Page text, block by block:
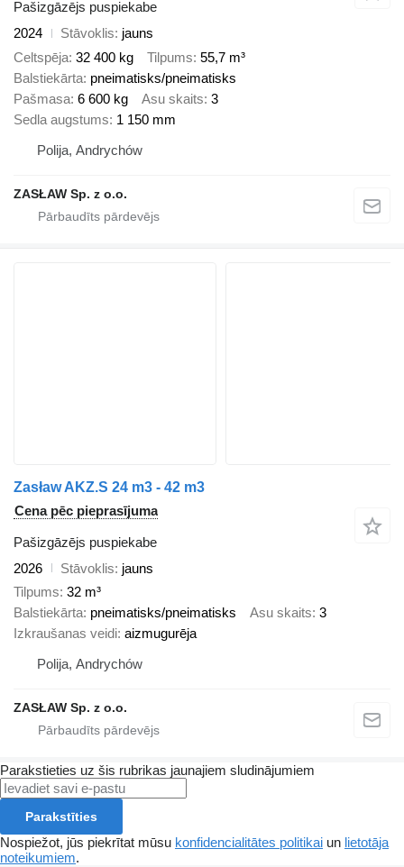
Pašizgāzējs puspiekabe
2024
Stāvoklis jauns
Celtspēja 32 400 kg Tilpums 55,7 m³
Balstiekārta pneimatisks/pneimatisks
Pašmasa 6 600 kg Asu skaits 3
Sedla augstums 1 150 mm
Polija, Andrychów
ZASŁAW Sp. z o.o.
Zasław AKZ.S 24 m3 - 42 m3
Cena pēc pieprasījuma
Pašizgāzējs puspiekabe
2026
Stāvoklis jauns
Tilpums 32 m³
Balstiekārta pneimatisks/pneimatisks Asu skaits 3
Izkraušanas veidi aizmugurēja
Polija, Andrychów
ZASŁAW Sp. z o.o.
Parakstieties uz šis rubrikas jaunajiem sludinājumiem
Parakstīties
Nospiežot, jūs piekrītat mūsu konfidencialitātes politikai un lietotāja
noteikumiem.